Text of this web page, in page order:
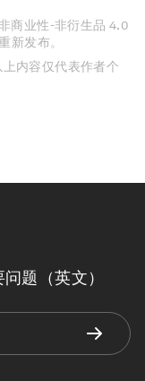
商业性-非衍生品 4.0
新发布。
内容仅代表作者个
题（英文）